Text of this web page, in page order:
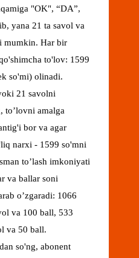
"OK", “DA”,
yana 21 ta savol va
mumkin. Har bir
to'lov: 1599
so'mi) olinadi.
21 savolni
to’lovni amalga
bor va agar
narxi - 1599 so'mni
to’lash imkoniyati
va ballar soni
o’zgaradi: 1066
va 100 ball, 533
va 50 ball.
so'ng, abonent